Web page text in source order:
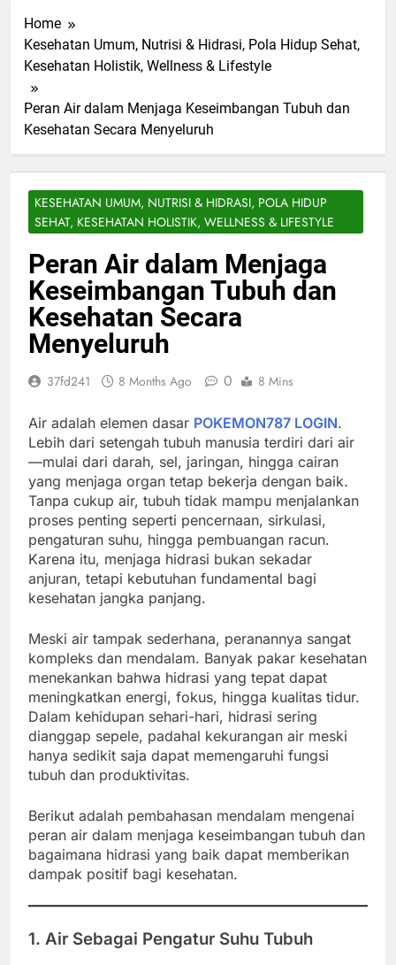
Home
Kesehatan Umum, Nutrisi & Hidrasi, Pola Hidup Sehat,
Kesehatan Holistik, Wellness & Lifestyle
Peran Air dalam Menjaga Keseimbangan Tubuh dan
Kesehatan Secara Menyeluruh
KESEHATAN UMUM, NUTRISI & HIDRASI, POLA HIDUP
SEHAT, KESEHATAN HOLISTIK, WELLNESS & LIFESTYLE
Peran Air dalam Menjaga
Keseimbangan Tubuh dan
Kesehatan Secara
Menyeluruh
37fd241 8 Months Ago 0 8 Mins
Air adalah elemen dasar POKEMON787 LOGIN.
Lebih dari setengah tubuh manusia terdiri dari air
—mulai dari darah, sel, jaringan, hingga cairan
yang menjaga organ tetap bekerja dengan baik.
Tanpa cukup air, tubuh tidak mampu menjalankan
proses penting seperti pencernaan, sirkulasi,
pengaturan suhu, hingga pembuangan racun.
Karena itu, menjaga hidrasi bukan sekadar
anjuran, tetapi kebutuhan fundamental bagi
kesehatan jangka panjang.
Meski air tampak sederhana, peranannya sangat
kompleks dan mendalam. Banyak pakar kesehatan
menekankan bahwa hidrasi yang tepat dapat
meningkatkan energi, fokus, hingga kualitas tidur.
Dalam kehidupan sehari-hari, hidrasi sering
dianggap sepele, padahal kekurangan air meski
hanya sedikit saja dapat memengaruhi fungsi
tubuh dan produktivitas.
Berikut adalah pembahasan mendalam mengenai
peran air dalam menjaga keseimbangan tubuh dan
bagaimana hidrasi yang baik dapat memberikan
dampak positif bagi kesehatan.
1. Air Sebagai Pengatur Suhu Tubuh